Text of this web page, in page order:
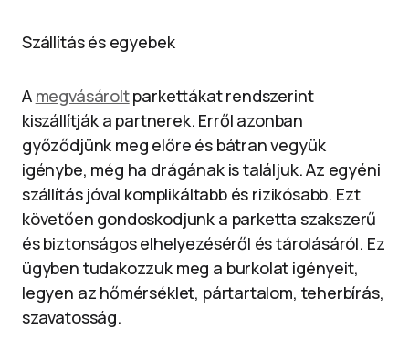
Szállítás és egyebek
A megvásároltparkettákat rendszerint
kiszállítják a partnerek. Erről azonban
győződjünk meg előre és bátran vegyük
igénybe, még ha drágának is találjuk. Az egyéni
szállítás jóval komplikáltabb és rizikósabb. Ezt
követően gondoskodjunk a parketta szakszerű
és biztonságos elhelyezéséről és tárolásáról. Ez
ügyben tudakozzuk meg a burkolat igényeit,
legyen az hőmérséklet, pártartalom, teherbírás,
szavatosság.